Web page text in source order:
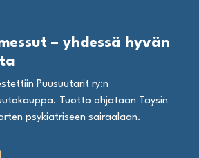
– yhdessä hyvän
Puusuutarit ry:n
Tuotto ohjataan Taysin
psykiatriseen sairaalaan.